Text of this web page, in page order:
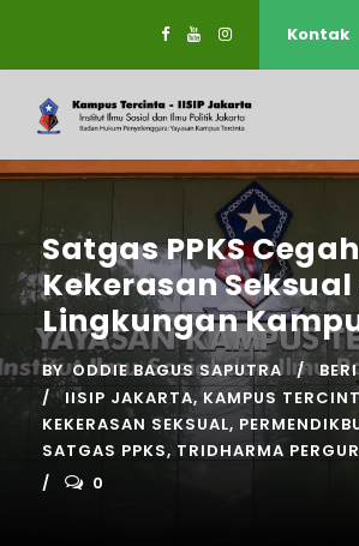
Kontak
Satgas PPKS Cegah
Kekerasan
Lingkungan
BY ODDIE BAGUS SAPUTRA
IISIP JAKARTA, KAMPUS
KEKERASAN SEKSUAL,
SATGAS PPKS, TRIDHARMA
0